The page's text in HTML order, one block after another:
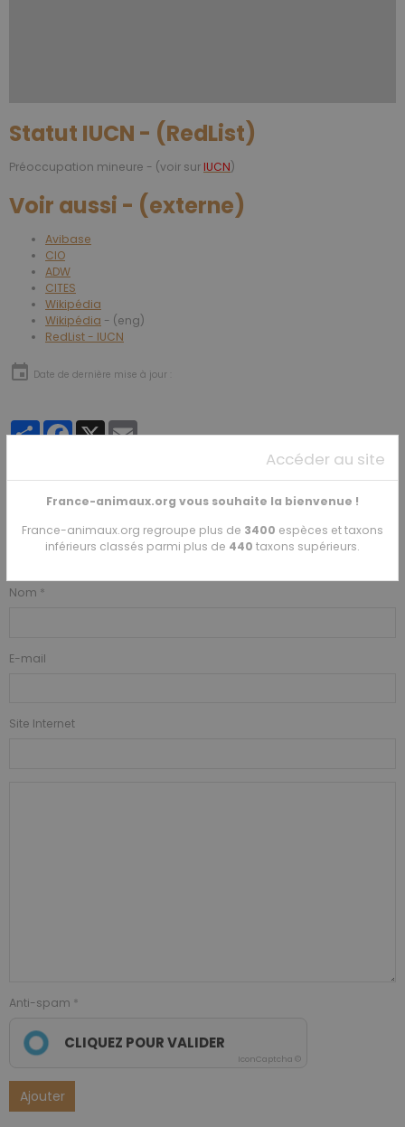
Statut IUCN - (RedList)
Préoccupation mineure - (voir sur IUCN)
Voir aussi - (externe)
Avibase
CIO
ADW
CITES
Wikipédia
Wikipédia - (eng)
RedList - IUCN
Date de dernière mise à jour :
PartagerFacebook
X
★★★★
Nom
E-mail
Site Internet
Anti-spam
CLIQUEZ POUR VALIDER
IconCaptcha ©
Ajouter
Accéder au site
France-animaux.org vous souhaite la bienvenue !
France-animaux.org regroupe plus de 3400 espèces et taxons
inférieurs classés parmi plus de 440 taxons supérieurs.